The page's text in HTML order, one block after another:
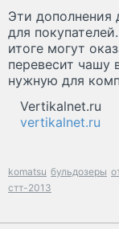
Эти дополнения
для
итоге могут
перевесит чашу
нужную для
Vertikalnet.ru
vertikalnet.ru
komatsu бульдозеры
стт-2013